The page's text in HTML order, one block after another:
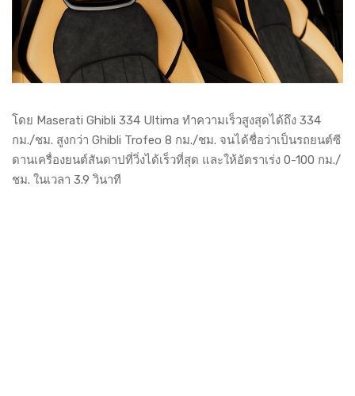
โดย Maserati Ghibli 334 Ultima ทำความเร็วสูงสุดได้ถึง 334
กม./ชม. สูงกว่า Ghibli Trofeo 8 กม./ชม. จนได้ชื่อว่าเป็นรถยนต์ซี
ดานเครื่องยนต์สันดาปที่วิ่งได้เร็วที่สุด และให้อัตราเร่ง 0-100 กม./
ชม. ในเวลา 3.9 วินาที